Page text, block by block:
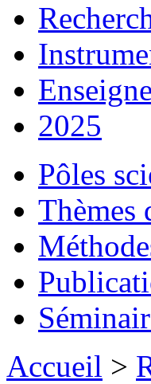
2025
Pôles
Thèmes
Accueil >